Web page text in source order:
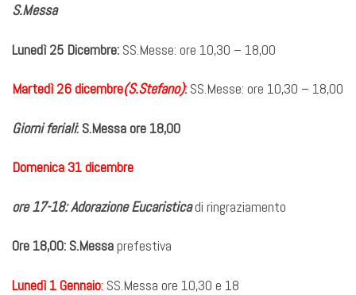
S.Messa
Lunedì 25 Dicembre: SS.Messe: ore 10,30 – 18,00
Martedì 26 dicembre(S.Stefano): SS.Messe: ore 10,30 – 18,00
Giorni feriali: S.Messa ore 18,00
Domenica 31 dicembre
ore 17-18:Adorazione Eucaristicadi ringraziamento
Ore 18,00: S.Messaprefestiva
Lunedì 1 Gennaio: SS.Messa ore 10,30 e 18